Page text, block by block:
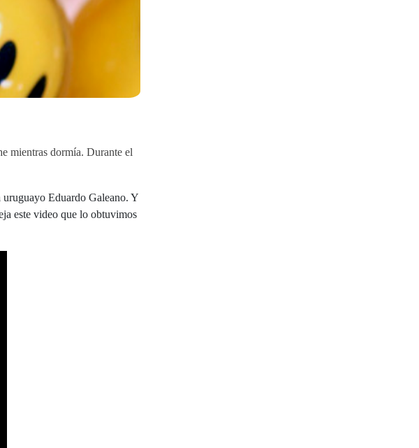
mientras dormía. Durante el
uruguayo Eduardo Galeano. Y
este video que lo obtuvimos